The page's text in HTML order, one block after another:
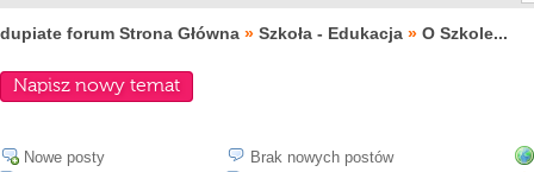
dupiate forum Strona Główna » Szkoła - Edukacja » O Szkole...
Napisz nowy temat
Nowe posty
Brak nowych postów